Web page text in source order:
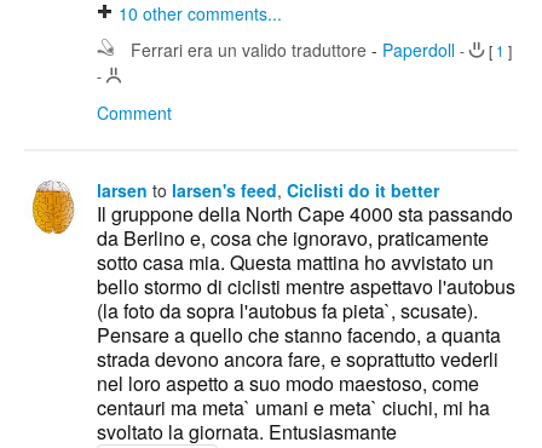
10 other comments...
Ferrari era un valido traduttore - Paperdoll - [ 1 ]
-
Comment
larsen to larsen's feed, Ciclisti do it better
Il gruppone della North Cape 4000 sta passando
da Berlino e, cosa che ignoravo, praticamente
sotto casa mia. Questa mattina ho avvistato un
bello stormo di ciclisti mentre aspettavo l'autobus
(la foto da sopra l'autobus fa pieta`, scusate).
Pensare a quello che stanno facendo, a quanta
strada devono ancora fare, e soprattutto vederli
nel loro aspetto a suo modo maestoso, come
centauri ma meta` umani e meta` ciuchi, mi ha
svoltato la giornata. Entusiasmante